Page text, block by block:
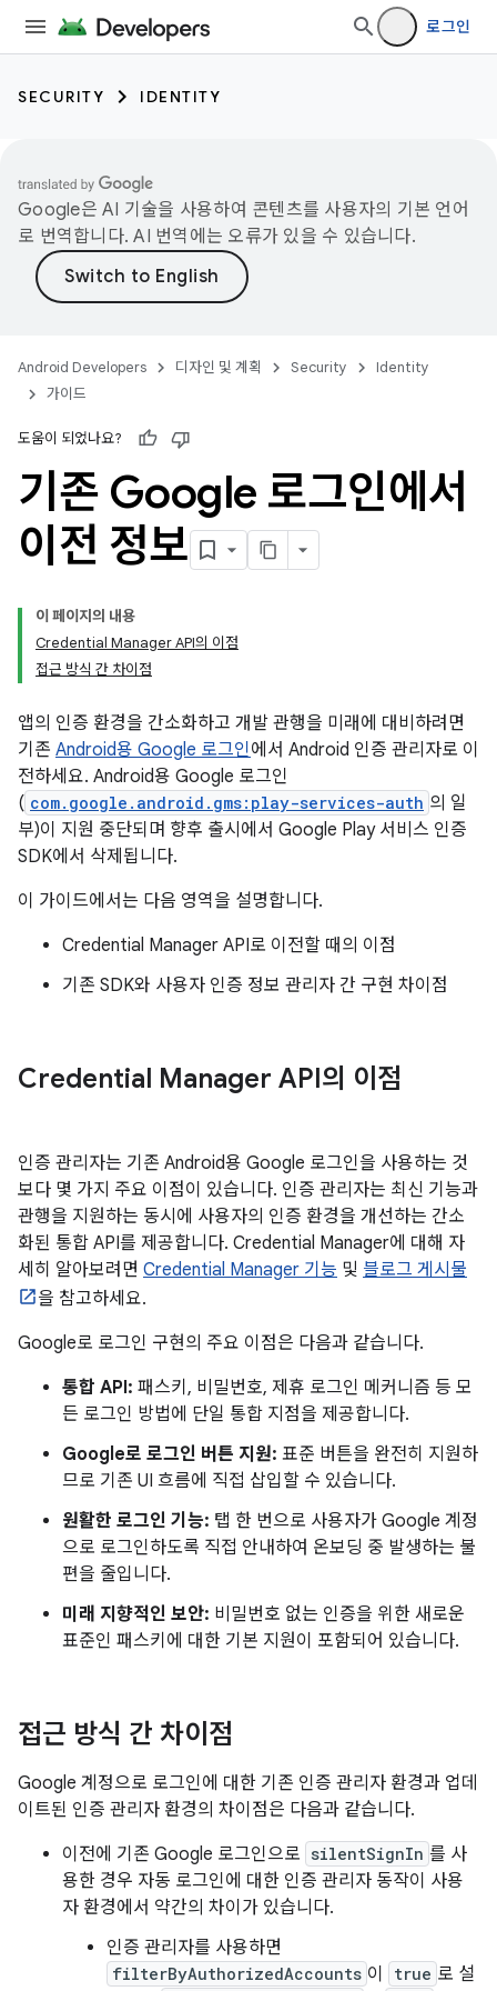
로그인
SECURITY IDENTITY
Google은 AI 기술을 사용하여 콘텐츠를 사용자의 기본 언어
로 번역합니다. AI 번역에는 오류가 있을 수 있습니다.
Android Developers 디자인 및 계획 Security
Identity
가이드
도움이 되었나요?
기존 Google 로그인에서
이전 정보
이 페이지의 내용
Credential Manager API의 이점
접근 방식 간 차이점
앱의 인증 환경을 간소화하고 개발 관행을 미래에 대비하려면
기존 Android용 Google 로그인에서 Android 인증 관리자로 이
전하세요. Android용 Google 로그인
( com.google.android.gms:play-services-auth 의 일
부)이 지원 중단되며 향후 출시에서 Google Play 서비스 인증
SDK에서 삭제됩니다.
이 가이드에서는 다음 영역을 설명합니다.
Credential Manager API로 이전할 때의 이점
기존 SDK와 사용자 인증 정보 관리자 간 구현 차이점
Credential Manager API의 이점
인증 관리자는 기존 Android용 Google 로그인을 사용하는 것
보다 몇 가지 주요 이점이 있습니다. 인증 관리자는 최신 기능과
관행을 지원하는 동시에 사용자의 인증 환경을 개선하는 간소
화된 통합 API를 제공합니다. Credential Manager에 대해 자
세히 알아보려면 Credential Manager 기능 및 블로그 게시물
을 참고하세요.
Google로 로그인 구현의 주요 이점은 다음과 같습니다.
통합 API: 패스키, 비밀번호, 제휴 로그인 메커니즘 등 모
든 로그인 방법에 단일 통합 지점을 제공합니다.
Google로 로그인 버튼 지원: 표준 버튼을 완전히 지원하
므로 기존 UI 흐름에 직접 삽입할 수 있습니다.
원활한 로그인 기능: 탭 한 번으로 사용자가 Google 계정
으로 로그인하도록 직접 안내하여 온보딩 중 발생하는 불
편을 줄입니다.
미래 지향적인 보안: 비밀번호 없는 인증을 위한 새로운
표준인 패스키에 대한 기본 지원이 포함되어 있습니다.
접근 방식 간 차이점
Google 계정으로 로그인에 대한 기존 인증 관리자 환경과 업데
이트된 인증 관리자 환경의 차이점은 다음과 같습니다.
이전에 기존 Google 로그인으로 silentSignIn 를 사
용한 경우 자동 로그인에 대한 인증 관리자 동작이 사용
자 환경에서 약간의 차이가 있습니다.
인증 관리자를 사용하면
filterByAuthorizedAccounts 이 true 로 설